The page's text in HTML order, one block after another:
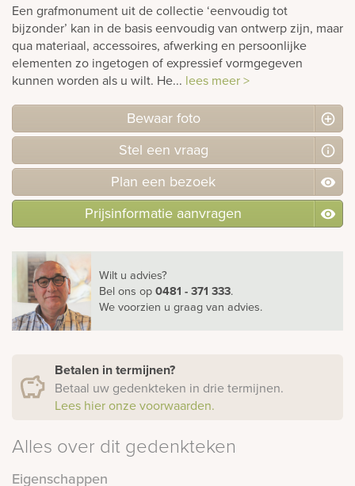
Een grafmonument uit de collectie ‘eenvoudig tot
bijzonder’ kan in de basis eenvoudig van ontwerp zijn, maar
qua materiaal, accessoires, afwerking en persoonlijke
elementen zo ingetogen of expressief vormgegeven
kunnen worden als u wilt. He... lees meer >
Bewaar foto
Stel een vraag
Plan een bezoek
Prijsinformatie aanvragen
Wilt u advies?
Bel ons op0481 - 371 333.
We voorzien u graag van advies.
Betalen in termijnen?
Betaal uw gedenkteken in drie termijnen.
Lees hier onze voorwaarden.
Alles over dit gedenkteken
Eigenschappen